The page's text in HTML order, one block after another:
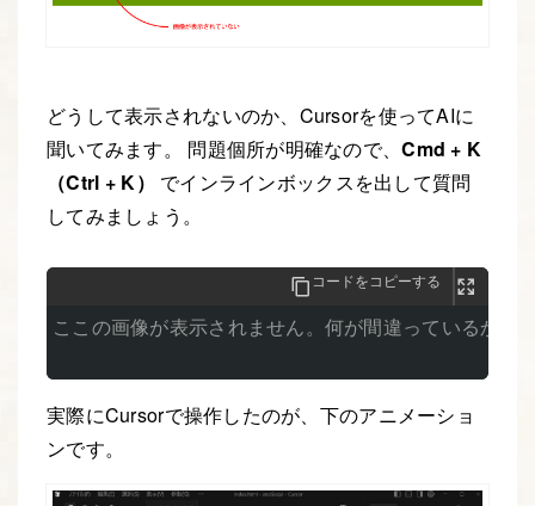
どうして表示されないのか、Cursorを使ってAIに
聞いてみます。 問題個所が明確なので、Cmd + K
（Ctrl + K）
でインラインボックスを出して質問
してみましょう。
コードをコピーする
ここの画像が表示されません。何が間違っているかを
実際にCursorで操作したのが、下のアニメーショ
ンです。